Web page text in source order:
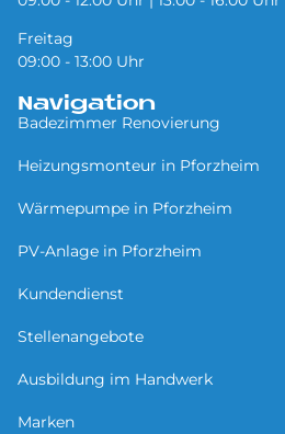
Freitag
09:00 - 13:00 Uhr
Navigation
Badezimmer Renovierung
Heizungsmonteur in Pforzheim
Wärmepumpe in Pforzheim
PV-Anlage in Pforzheim
Kundendienst
Stellenangebote
Ausbildung im Handwerk
Marken